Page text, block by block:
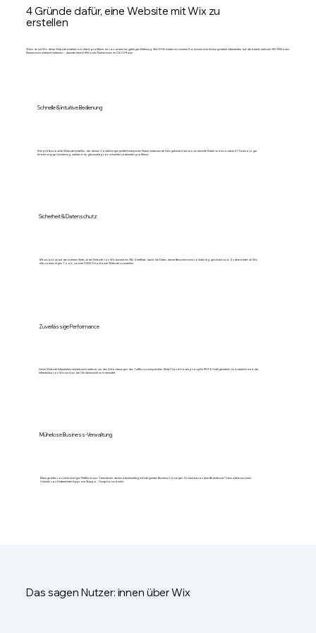
4 Gründe dafür, eine Website mit Wix zu
erstellen
Wenn du mit Wix deine Website erstellen möchtest, profitierst du von unserer langjährigen Erfahrung. Seit 2006 bieten wir unseren Kund:innen eine leistungsstarke Infrastruktur, auf die bereits mehr als 250 Millionen
Nutzer:innen weltweit vertrauen – darunter über 6 Millionen Nutzer:innen im DACH-Raum.
Schnelle & intuitive Bedienung
Eine professionelle Website erstellen, die deinen Vorstellungen perfekt entspricht: Nutze umfassende Designfunktionen bis ins kleinste Detail und innovative KI-Technologie
für eine zügige Umsetzung, während du gleichzeitig von schnellen Ladezeiten profitierst.
Sicherheit & Datenschutz
Mit uns bist du auf der sicheren Seite: Jede Website von Wix besitzt ein SSL-Zertifikat, damit die Daten deiner Besucher:innen vollständig geschützt sind. Zudem bietet dir Wix
alle notwendigen Tools, um eine DSGVO-konforme Website zu erstellen.
Zuverlässige Performance
Deine Website-Infrastruktur skaliert automatisch, um den Anforderungen des Traffics zu entsprechen. Multi-Cloud-Hosting sorgt für 99,9 % Verfügbarkeit. Und natürlich wird die
Infrastruktur von Wix rund um die Uhr überwacht und verwaltet.
Mühelose Business-Verwaltung
Manage alles von einer einzigen Plattform aus. Vereinfache deinen Arbeitsalltag mit integrierten Business-Lösungen. Du hast besondere Bedürfnisse? Dann wähle aus einer
Vielzahl von Drittanbieter-Apps wie Shippo, Trustpilot und mehr.
Das sagen Nutzer: innen über Wix